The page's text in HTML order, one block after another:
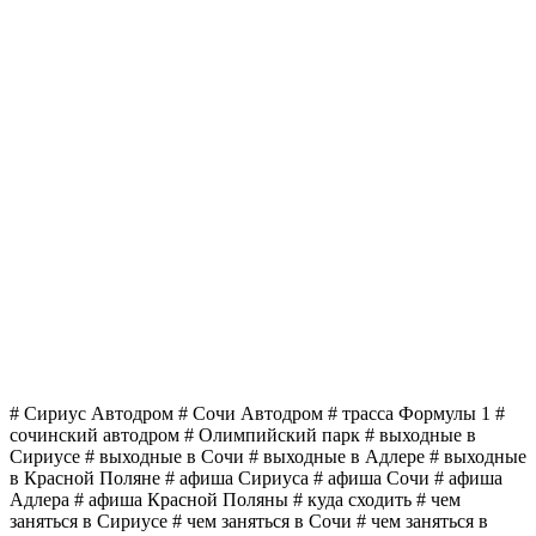
# Сириус Автодром # Сочи Автодром # трасса Формулы 1 #
сочинский автодром # Олимпийский парк # выходные в
Сириусе # выходные в Сочи # выходные в Адлере # выходные
в Красной Поляне # афиша Сириуса # афиша Сочи # афиша
Адлера # афиша Красной Поляны # куда сходить # чем
заняться в Сириусе # чем заняться в Сочи # чем заняться в